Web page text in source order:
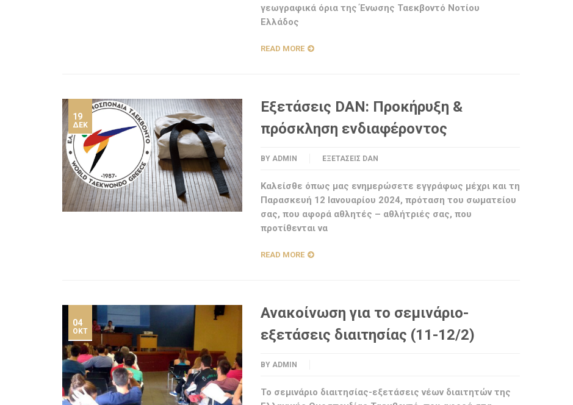
γεωγραφικά όρια της Ένωσης Ταεκβοντό Νοτίου
Ελλάδος
READ MORE
19
ΔΕΚ
Εξετάσεις DAN: Προκήρυξη &
πρόσκληση ενδιαφέροντος
BY ADMIN ΕΞΕΤΆΣΕΙΣ DAN
Καλείσθε όπως μας ενημερώσετε εγγράφως μέχρι και τη
Παρασκευή 12 Ιανουαρίου 2024, πρόταση του σωματείου
σας, που αφορά αθλητές – αθλήτριές σας, που
προτίθενται να
READ MORE
04
ΟΚΤ
Ανακοίνωση για το σεμινάριο-
εξετάσεις διαιτησίας (11-12/2)
BY ADMIN
Το σεμινάριο διαιτησίας-εξετάσεις νέων διαιτητών της